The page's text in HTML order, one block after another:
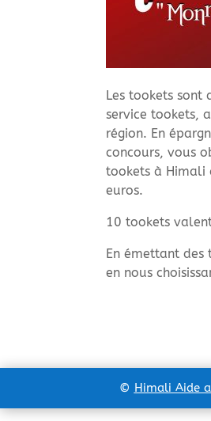
Les tookets sont
service tookets,
région. En
concours, vous
tookets à Himali
euros.
10 tookets
En émettant des
en nous
© Himali Aide